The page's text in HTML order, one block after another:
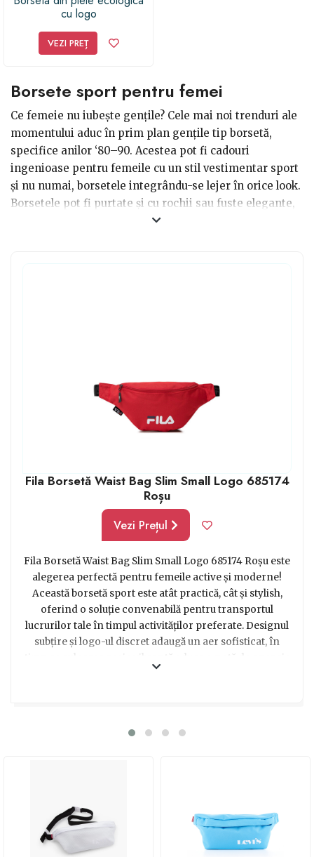
cu logo
VEZI PREȚ
Borsete sport pentru femei
Ce femeie nu iubește gențile? Cele mai noi trenduri ale
momentului aduc în prim plan gențile tip borsetă,
specifice anilor ‘80–90. Acestea pot fi cadouri
ingenioase pentru femeile cu un stil vestimentar sport
și nu numai, borsetele integrându-se lejer în orice look.
Borsetele pot fi purtate și cu rochii sau fuste elegante,
potrivite unor evenimente deosebite. Există o mulțime
Fila Borsetă Waist Bag Slim Small Logo 685174
Roșu
Vezi Prețul
Fila Borsetă Waist Bag Slim Small Logo 685174 Roșu este
alegerea perfectă pentru femeile active și moderne!
Această borsetă sport este atât practică, cât și stylish,
oferind o soluție convenabilă pentru transportul
lucrurilor tale în timpul activităților preferate. Designul
subțire și logo-ul discret adaugă un aer sofisticat, în
timp ce culoarea roșie vibrantă aduce o notă de energie
sau la evenimente speciale, această borsetă este un
garderoba ei și o va face să se simtă specială în orice